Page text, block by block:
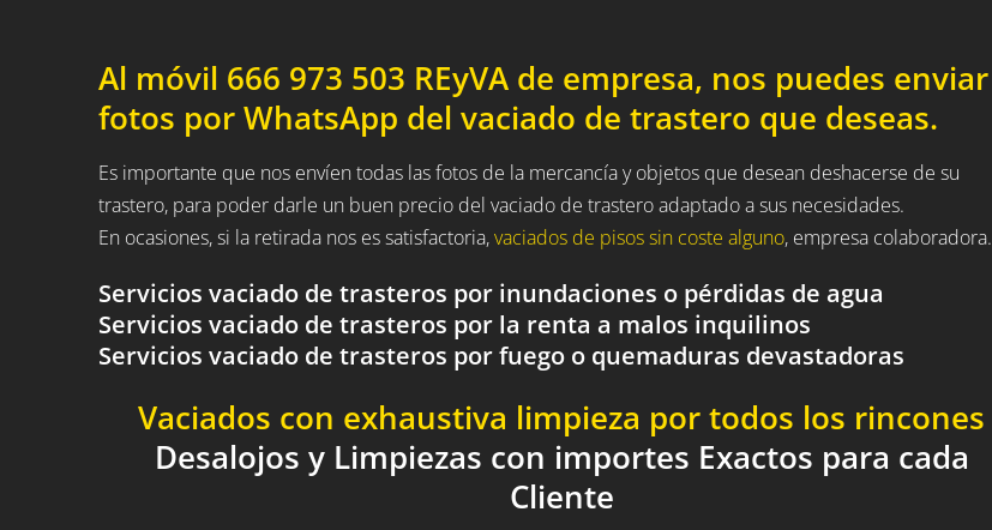
Al móvil 666 973 503 REyVA de empresa, nos puedes enviar
fotos por WhatsApp del vaciado de trastero que deseas.
Es importante que nos envíen todas las fotos de la mercancía y objetos que desean deshacerse de su
trastero, para poder darle un buen precio del vaciado de trastero adaptado a sus necesidades.
En ocasiones, si la retirada nos es satisfactoria,vaciados de pisos sin coste alguno, empresa colaboradora.
Servicios vaciado de trasteros por inundaciones o pérdidas de agua
Servicios vaciado de trasteros por la renta a malos inquilinos
Servicios vaciado de trasteros por fuego o quemaduras devastadoras
Vaciados con exhaustiva limpieza por todos los rincones
Desalojos y Limpiezas con importes Exactos para cada
Cliente